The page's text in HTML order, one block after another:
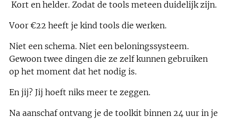
Kort en helder. Zodat de tools meteen duidelijk zijn.
Voor €22 heeft je kind tools die werken.
Niet een schema. Niet een beloningssysteem.
Gewoon twee dingen die ze zelf kunnen gebruiken
op het moment dat het nodig is.
En jij? Jij hoeft niks meer te zeggen.
Na aanschaf ontvang je de toolkit binnen 24 uur in je